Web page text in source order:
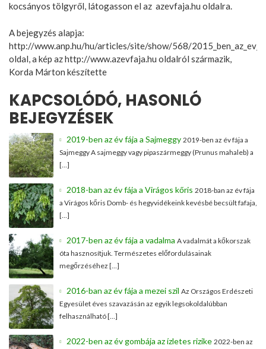
kocsányos tölgyről, látogasson el az azevfaja.hu oldalra.
A bejegyzés alapja:
http://www.anp.hu/hu/articles/site/show/568/
oldal, a kép az http://www.azevfaja.hu oldalról származik,
Korda Márton készítette
KAPCSOLÓDÓ, HASONLÓ
BEJEGYZÉSEK
2019-ben az év fája a Sajmeggy 2019-ben az év fája a
Sajmeggy A sajmeggy vagy pipaszármeggy (Prunus mahaleb) a
[…]
2018-ban az év fája a Virágos kőris 2018-ban az év fája
a Virágos kőris Domb- és hegyvidékeink kevésbé becsült fafaja,
[…]
2017-ben az év fája a vadalma A vadalmát a kőkorszak
óta hasznosítjuk. Természetes előfordulásainak
megőrzéséhez […]
2016-ban az év fája a mezei szil Az Országos Erdészeti
Egyesület éves szavazásán az egyik legsokoldalúbban
felhasználható […]
2022-ben az év gombája az ízletes rizike 2022-ben az